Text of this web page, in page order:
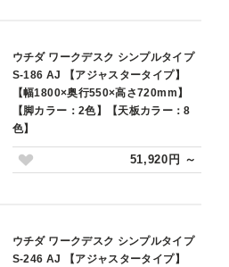
ウチダ ワークデスク シンプルタイプ
S-186 AJ 【アジャスタータイプ】
【幅1800×奥行550×高さ720mm】
【脚カラー：2色】【天板カラー：8
色】
51,920円 ～
ウチダ ワークデスク シンプルタイプ
S-246 AJ 【アジャスタータイプ】